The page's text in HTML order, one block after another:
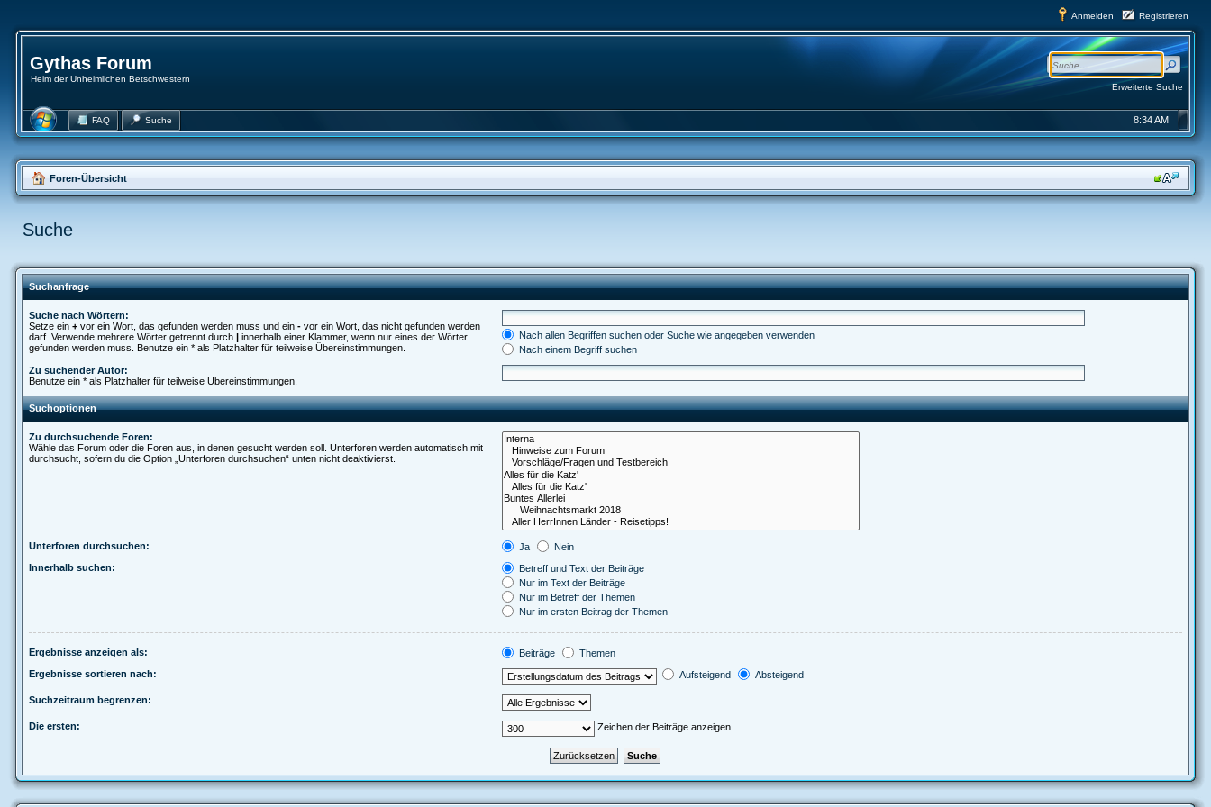
Anmelden Registrieren
Gythas Forum
Heim der Unheimlichen Betschwestern
Erweiterte Suche
FAQ Suche 8:34 AM
Foren-Übersicht
Suche
Suchanfrage
Suche nach Wörtern:
Setze ein +vor ein Wort, das gefunden werden muss und ein -vor ein Wort, das nicht gefunden werden
darf. Verwende mehrere Wörter getrennt durch |innerhalb einer Klammer, wenn nur eines der Wörter
gefunden werden muss. Benutze ein * als Platzhalter für teilweise Übereinstimmungen.
Nach allen Begriffen suchen oder Suche wie angegeben verwenden
Nach einem Begriff suchen
Zu suchender Autor:
Benutze ein * als Platzhalter für teilweise Übereinstimmungen.
Suchoptionen
Zu durchsuchende Foren:
Wähle das Forum oder die Foren aus, in denen gesucht werden soll. Unterforen werden automatisch mit
durchsucht, sofern du die Option „Unterforen durchsuchen“ unten nicht deaktivierst.
Unterforen durchsuchen: Ja
Nein
Innerhalb suchen:
Betreff und Text der Beiträge
Nur im Text der Beiträge
Nur im Betreff der Themen
Nur im ersten Beitrag der Themen
Ergebnisse anzeigen als: Beiträge
Themen
Ergebnisse sortieren nach:
Aufsteigend Absteigend
Suchzeitraum begrenzen:
Die ersten: Zeichen der Beiträge anzeigen